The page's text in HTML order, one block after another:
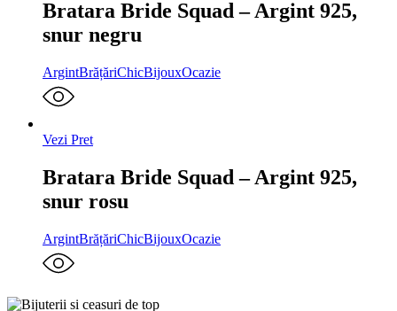
Bratara Bride Squad – Argint 925,
snur negru
ArgintBrățăriChicBijouxOcazie
Vezi Pret
Bratara Bride Squad – Argint 925,
snur rosu
ArgintBrățăriChicBijouxOcazie